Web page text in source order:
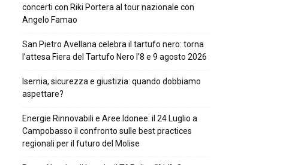
concerti con Riki Portera al tour nazionale con
Angelo Famao
San Pietro Avellana celebra il tartufo nero: torna
l’attesa Fiera del Tartufo Nero l’8 e 9 agosto 2026
Isernia, sicurezza e giustizia: quando dobbiamo
aspettare?
Energie Rinnovabili e Aree Idonee: il 24 Luglio a
Campobasso il confronto sulle best practices
regionali per il futuro del Molise